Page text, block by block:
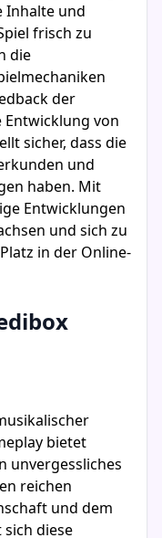
Inhalte und
frisch zu
die
der
von
sicher, dass die
und
haben. Mit
Entwicklungen
und sich zu
in der Online-
bietet
unvergessliches
reichen
und dem
diese